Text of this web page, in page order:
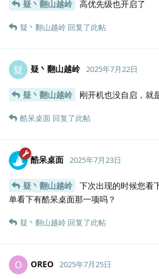
疑丶翻山越岭 高优先级也开启了
疑丶翻山越岭 回复了此帖
疑 疑丶翻山越岭 2025年7月22日
疑丶翻山越岭 刚开机也没自启，就
酷呆桌面 回复了此帖
酷呆桌面 2025年7月23日
疑丶翻山越岭
下次出现的时候您看
单看下有酷呆桌面那一项吗？
疑丶翻山越岭 回复了此帖
O OREO 2025年7月25日